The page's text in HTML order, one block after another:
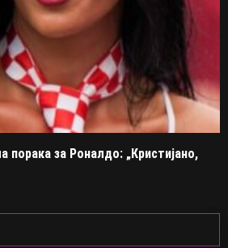
за Роналдо: „Кристијано,